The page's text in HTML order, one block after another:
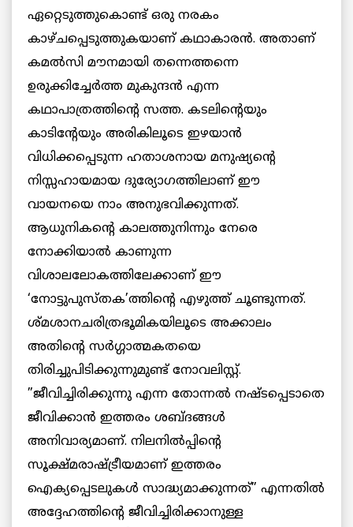
ഏറ്റെടുത്തുകൊണ്ട് ഒരു നരകം
കാഴ്ചപ്പെടുത്തുകയാണ് കഥാകാരന്‍. അതാണ്
കമല്‍സി മൗനമായി തന്നെത്തന്നെ
ഉരുക്കിച്ചേര്‍ത്ത മുകുന്ദന്‍ എന്ന
കഥാപാത്രത്തിന്റെ സത്ത. കടലിന്റെയും
കാടിന്റേയും അരികിലൂടെ ഇഴയാന്‍
വിധിക്കപ്പെടുന്ന ഹതാശനായ മനുഷ്യന്റെ
നിസ്സഹായമായ ദുര്യോഗത്തിലാണ് ഈ
വായനയെ നാം അനുഭവിക്കുന്നത്.
ആധുനികന്റെ കാലത്തുനിന്നും നേരെ
നോക്കിയാല്‍ കാണുന്ന
വിശാലലോകത്തിലേക്കാണ് ഈ
‘നോട്ടുപുസ്തക’ത്തിന്റെ എഴുത്ത് ചൂണ്ടുന്നത്.
ശ്മശാനചരിത്രഭൂമികയിലൂടെ അക്കാലം
അതിന്റെ സര്‍ഗ്ഗാത്മകതയെ
തിരിച്ചുപിടിക്കുന്നുമുണ്ട് നോവലിസ്റ്റ്.
”ജീവിച്ചിരിക്കുന്നു എന്ന തോന്നല്‍ നഷ്ടപ്പെടാതെ
ജീവിക്കാന്‍ ഇത്തരം ശബ്ദങ്ങള്‍
അനിവാര്യമാണ്. നിലനില്‍പ്പിന്റെ
സൂക്ഷ്മരാഷ്ട്രീയമാണ് ഇത്തരം
ഐക്യപ്പെടലുകള്‍ സാദ്ധ്യമാക്കുന്നത്” എന്നതില്‍
അദ്ദേഹത്തിന്റെ ജീവിച്ചിരിക്കാനുള്ള